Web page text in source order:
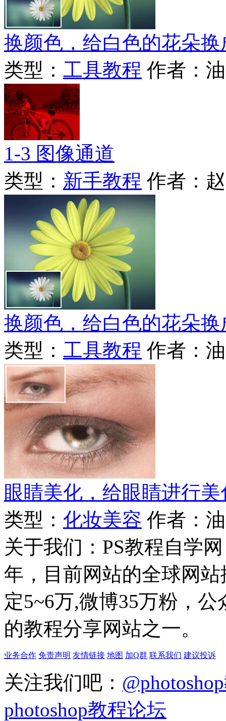
换颜色，给白色的花朵
类型： 工具教程 作者：
1-3 图像通道
类型： 新手教程 作者：
换颜色，给白色的花朵
类型： 工具教程 作者：
眼睛美化，给眼睛进行
类型： 化妆美容 作者：
关于我们：PS教程自学
年，目前网站的全球网
定5~6万,微博35万粉，
的教程分享网站之一。
业务合作 免责声明 友情链接 地图 加Q群 联系我们 建议投诉
关注我们吧：
photoshop教程论坛